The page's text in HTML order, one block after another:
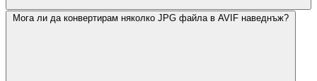
Мога ли да конвертирам няколко JPG файла в AVIF наведнъж?